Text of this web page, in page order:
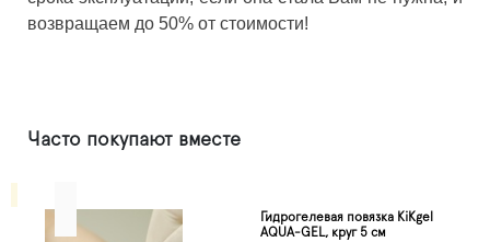
возвращаем до 50% от стоимости!
Часто покупают вместе
Гидрогелевая повязка KiKgеl
AQUA-GEL, круг 5 см